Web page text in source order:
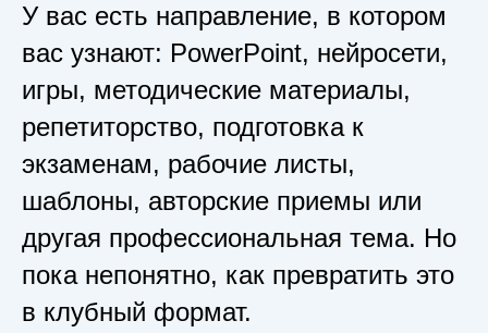
У вас есть направление, в котором
вас узнают: PowerPoint, нейросети,
игры, методические материалы,
репетиторство, подготовка к
экзаменам, рабочие листы,
шаблоны, авторские приемы или
другая профессиональная тема. Но
пока непонятно, как превратить это
в клубный формат.